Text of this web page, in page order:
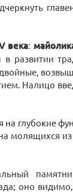
века:
развитии
Налицо
глубокие
молящихся из
оно